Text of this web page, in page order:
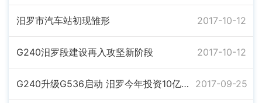
汨罗市汽车站初现雏形 2017-10-12
G240汨罗段建设再入攻坚新阶段 2017-10-12
G240升级G536启动 汨罗今年投资10亿奏响交通大会战 2017-09-25